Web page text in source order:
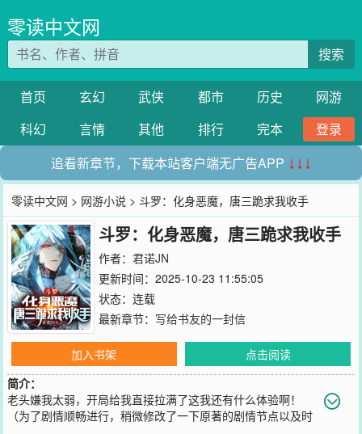
零读中文网
搜索
首页 玄幻 武侠 都市 历史
网游
科幻
言情 其他 排行 完本
登录
追看新章节，下载本站客户端无广告APP ↓↓↓
零读中文网 > 网游小说 > 斗罗：化身恶魔，唐三跪求我收手
斗罗：化身恶魔，唐三跪求我收手
作者： 君诺JN
更新时间：2025-10-23 11:55:05
状态：连载
最新章节： 写给书友的一封信
加入书架
点击阅读
简介：
老头嫌我太弱，开局给我直接拉满了这我还有什么体验啊！
（为了剧情顺畅进行，稍微修改了一下原著的剧情节点以及时